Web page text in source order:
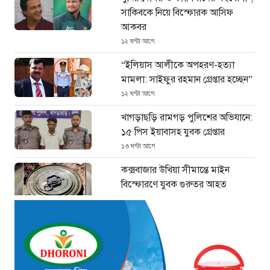
সাকিবকে নিয়ে বিস্ফোরক আসিফ
আকবর
১২ ঘণ্টা আগে
“ইলিয়াস আলীকে অপহরণ-হত্যা
মামলা: সাইফুর রহমান গ্রেপ্তার হচ্ছেন”
১২ ঘণ্টা আগে
খাগড়াছড়ি রামগড় পুলিশের অভিযানে:
১৫ পিস ইয়াবাসহ যুবক গ্রেপ্তার
১৩ ঘণ্টা আগে
কক্সবাজার উখিয়া সীমান্তে মাইন
বিস্ফোরণে যুবক গুরুতর আহত
১৩ ঘণ্টা আগে
জোরারগঞ্জ থানা পুলিশের বিশেষ
অভিযান কক্সবাজারের পুরনো মাদক
কারবারি গ্রেফতার
১৩ ঘণ্টা আগে